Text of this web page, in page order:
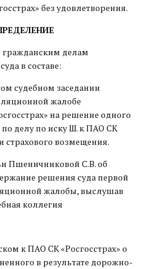
без удовлетворения.
гражданским делам
в составе:
судебном заседании
жалобе
на решение одного
делу по иску Ш. к ПАО СК
страхового возмещения.
Пшеничниковой С.В. об
решения суда первой
жалобы, выслушав
коллегия
к ПАО СК «Росгосстрах» о
в результате дорожно-